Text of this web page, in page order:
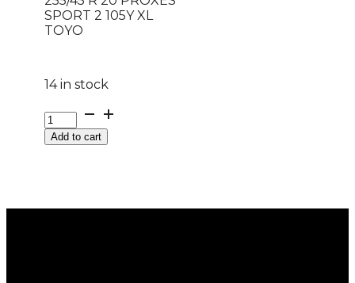
SPORT 2 105Y XL
TOYO
14 in stock
255/45
R
20Add to cart